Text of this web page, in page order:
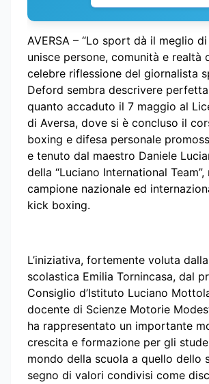
AVERSA – “Lo sport dà il meglio
unisce persone, comunità e realtà
celebre riflessione del giornalista
Deford sembra descrivere
quanto accaduto il 7 maggio al
di Aversa, dove si è concluso il
boxing e difesa personale
e tenuto dal maestro Daniele
della “Luciano International Team”,
campione nazionale ed
kick boxing.
L’iniziativa, fortemente voluta
scolastica Emilia Tornincasa, dal
Consiglio d’Istituto Luciano
docente di Scienze Motorie
ha rappresentato un importante
crescita e formazione per gli
mondo della scuola a quello dello
segno di valori condivisi come